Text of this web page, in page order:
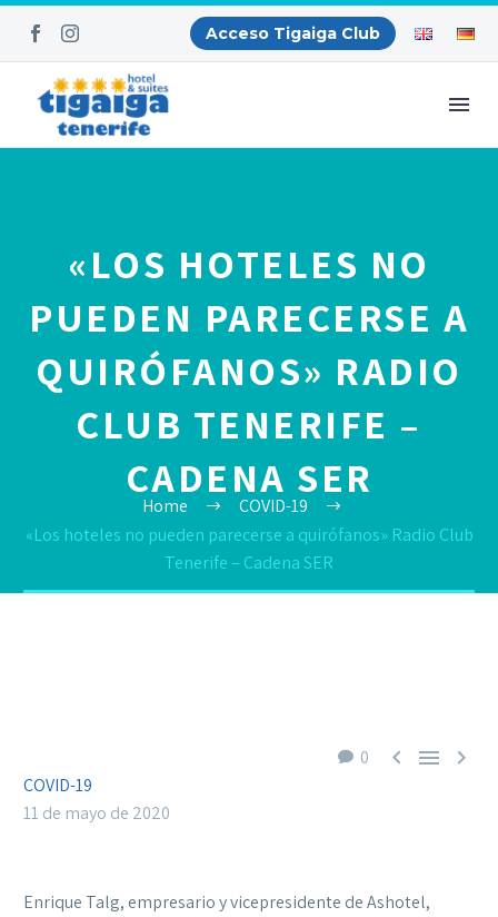
Acceso Tigaiga Club
«LOS HOTELES NO
PUEDEN PARECERSE A
QUIRÓFANOS» RADIO
CLUB TENERIFE –
CADENA SER
Home
COVID-19
«Los hoteles no pueden parecerse a quirófanos» Radio Club
Tenerife – Cadena SER
0   
COVID-19
11 de mayo de 2020
Enrique Talg, empresario y vicepresidente de Ashotel,